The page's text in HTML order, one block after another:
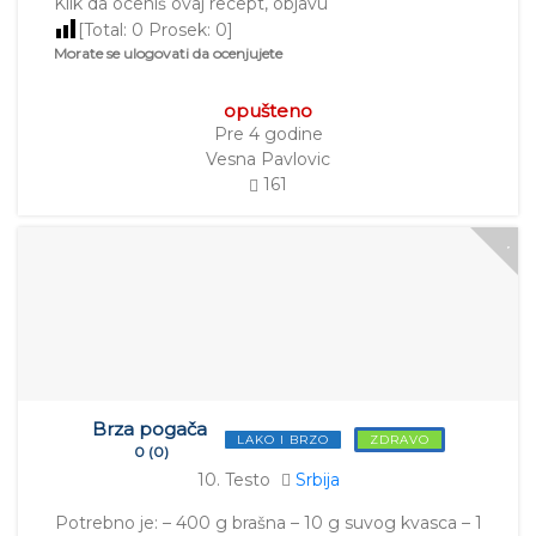
[Total: 0 Prosek: 0]
Morate se ulogovati da ocenjujete
opušteno
Pre 4 godine
Vesna Pavlovic
161
Brza pogača
0 (0)
LAKO I BRZO ZDRAVO
10. Testo
Srbija
Potrebno je: – 400 g brašna – 10 g suvog kvasca – 1